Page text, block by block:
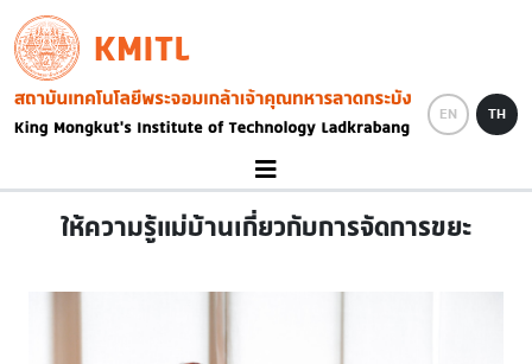
Skip to main content
KMITL
Image
EN TH
ให้ความรู้แม่บ้านเกี่ยวกับการจัดการขยะ